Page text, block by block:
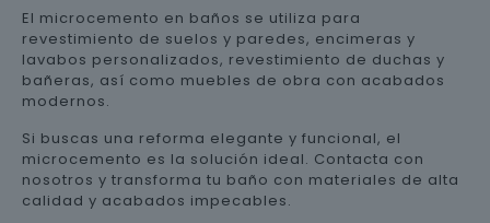
El microcemento en baños se utiliza para
revestimiento de suelos y paredes, encimeras y
lavabos personalizados, revestimiento de duchas y
bañeras, así como muebles de obra con acabados
modernos.
Si buscas una reforma elegante y funcional, el
microcemento es la solución ideal. Contacta con
nosotros y transforma tu baño con materiales de alta
calidad y acabados impecables.